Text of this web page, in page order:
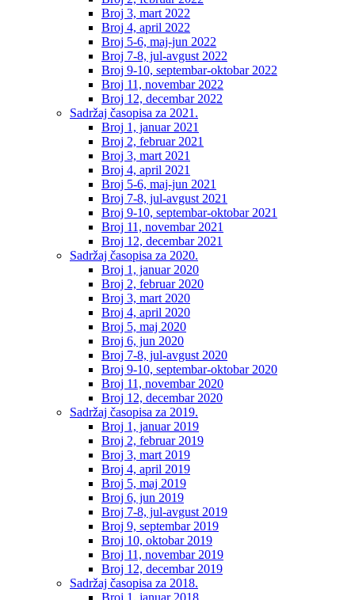
Broj 3, mart 2022
Broj 4, april 2022
Broj 5-6, maj-jun 2022
Broj 7-8, jul-avgust 2022
Broj 9-10, septembar-oktobar 2022
Broj 11, novembar 2022
Broj 12, decembar 2022
Sadržaj časopisa za 2021.
Broj 1, januar 2021
Broj 2, februar 2021
Broj 3, mart 2021
Broj 4, april 2021
Broj 5-6, maj-jun 2021
Broj 7-8, jul-avgust 2021
Broj 9-10, septembar-oktobar 2021
Broj 11, novembar 2021
Broj 12, decembar 2021
Sadržaj časopisa za 2020.
Broj 1, januar 2020
Broj 2, februar 2020
Broj 3, mart 2020
Broj 4, april 2020
Broj 5, maj 2020
Broj 6, jun 2020
Broj 7-8, jul-avgust 2020
Broj 9-10, septembar-oktobar 2020
Broj 11, novembar 2020
Broj 12, decembar 2020
Sadržaj časopisa za 2019.
Broj 1, januar 2019
Broj 2, februar 2019
Broj 3, mart 2019
Broj 4, april 2019
Broj 5, maj 2019
Broj 6, jun 2019
Broj 7-8, jul-avgust 2019
Broj 9, septembar 2019
Broj 10, oktobar 2019
Broj 11, novembar 2019
Broj 12, decembar 2019
Sadržaj časopisa za 2018.
Broj 1, januar 2018